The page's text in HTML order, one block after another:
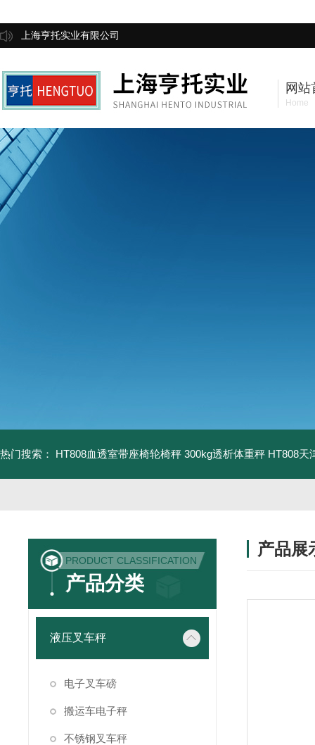
上海亨托实业有限公司
网站
Home
热门搜索： HT808血透室带座椅轮椅秤 300kg透析体重秤 HT808天
PRODUCT CLASSIFICATION
产品分类
液压叉车秤
电子叉车磅
搬运车电子秤
不锈钢叉车秤
产品展